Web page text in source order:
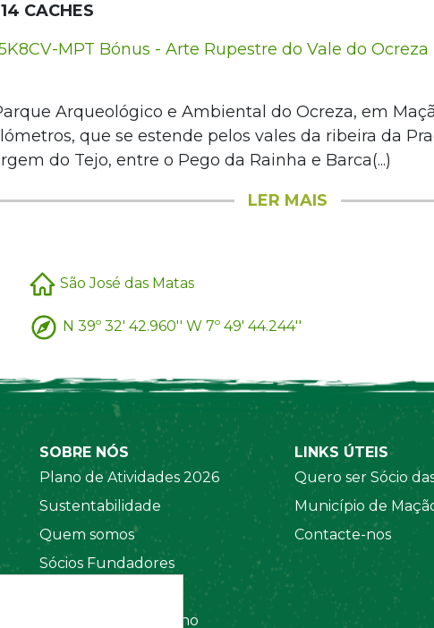
CACHES
MPT Bónus - Arte Rupestre do Vale do Ocreza
Arqueológico e Ambiental do Ocreza, em
que se estende pelos vales da ribeira da
do Tejo, entre o Pego da Rainha e Barca(...)
LER MAIS
São José das Matas
N 39º 32' 42.960'' W 7º 49' 44.244''
SOBRE NÓS
Plano de Atividades 2026
Sustentabilidade
Quem somos
Sócios Fundadores
Regulamento Interno
LINKS ÚTEIS
Quero ser Sócio
Município de
Contacte-nos